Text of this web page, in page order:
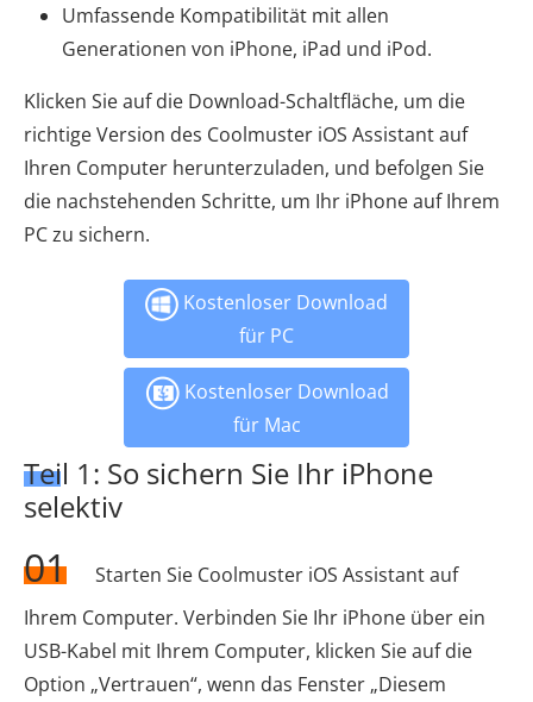
Umfassende Kompatibilität mit allen
Generationen von iPhone, iPad und iPod.
Klicken Sie auf die Download-Schaltfläche, um die
richtige Version des Coolmuster iOS Assistant auf
Ihren Computer herunterzuladen, und befolgen Sie
die nachstehenden Schritte, um Ihr iPhone auf Ihrem
PC zu sichern.
Kostenloser Download
für PC
Kostenloser Download
für Mac
Teil 1: So sichern Sie Ihr iPhone
selektiv
01
Starten Sie Coolmuster iOS Assistant auf
Ihrem Computer. Verbinden Sie Ihr iPhone über ein
USB-Kabel mit Ihrem Computer, klicken Sie auf die
Option „Vertrauen“, wenn das Fenster „Diesem